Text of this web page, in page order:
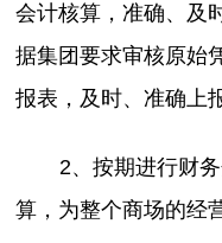
会计核算，准确、及
据集团要求审核原始
报表，及时、准确上
2、按期进行财
算，为整个商场的经